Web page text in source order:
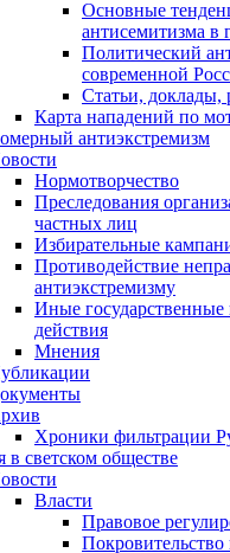
Основные
антисемитизма в
Политический
современной
Статьи, доклады,
Карта нападений по
антиэкстремизм
Нормотворчество
Преследования
частных лиц
Избирательные
Противодействие
антиэкстремизму
Иные
действия
Мнения
Хроники фильтрации
в светском обществе
Власти
Правовое
Покровительство